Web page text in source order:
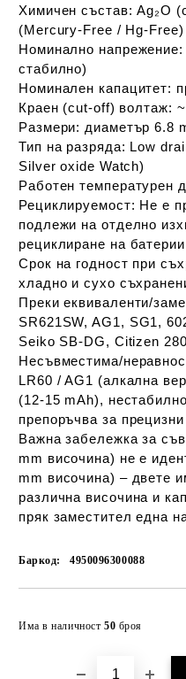
Химичен състав: Ag₂O
(Mercury-Free / Hg-Free)
Номинално напрежение:
стабилно)
Номинален капацитет:
Краен (cut-off) волтаж:
Размери: диаметър 6.8
Тип на разряда: Low
Silver oxide Watch)
Работен температурен
Рециклируемост: Не е
подлежи на отделно
рециклиране на батерии
Срок на годност при
хладно и сухо
Преки еквиваленти/
SR621SW, AG1, SG1,
Seiko SB-DG, Citizen
Несъвместима/
LR60 / AG1 (алкална
(12-15 mAh),
препоръчва за
Важна забележка за
mm височина) не е
mm височина) – двете
различна височина и
пряк заместител една
Баркод: 4950096300088
Има в наличност 50 броя